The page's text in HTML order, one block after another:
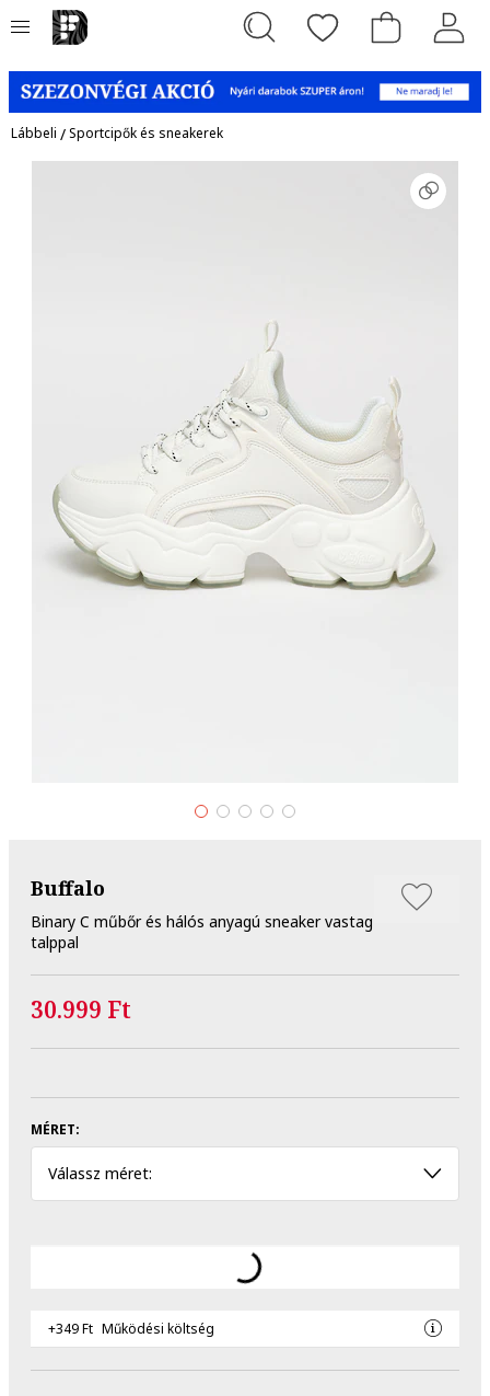
Lábbeli /Sportcipők és sneakerek
Buffalo
Binary C műbőr és hálós anyagú sneaker vastag
talppal
30.999 Ft
MÉRET:
Válassz méret:
+349 Ft Működési költség